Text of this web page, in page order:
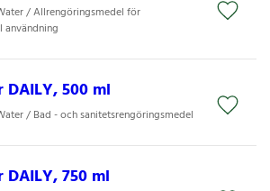
/ Allrengöringsmedel för
användning
DAILY, 500 ml
/ Bad - och sanitetsrengöringsmedel
DAILY, 750 ml